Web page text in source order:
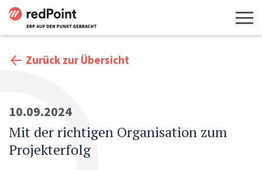
Zurück zur Übersicht
10.09.2024
Mit der richtigen Organisation zum
Projekterfolg